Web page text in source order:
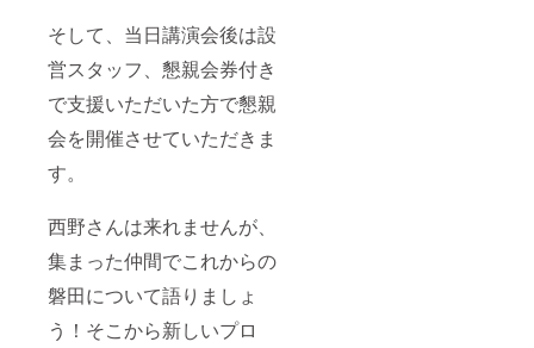
そして、当日講演会後は設
営スタッフ、懇親会券付き
で支援いただいた方で懇親
会を開催させていただきま
す。
西野さんは来れませんが、
集まった仲間でこれからの
磐田について語りましょ
う！そこから新しいプロ